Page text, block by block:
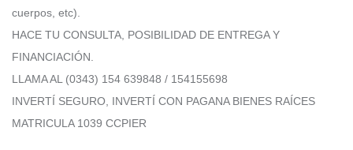
cuerpos, etc).
HACE TU CONSULTA, POSIBILIDAD DE ENTREGA Y
FINANCIACIÓN.
LLAMA AL (0343) 154 639848 / 154155698
INVERTÍ SEGURO, INVERTÍ CON PAGANA BIENES RAÍCES
MATRICULA 1039 CCPIER